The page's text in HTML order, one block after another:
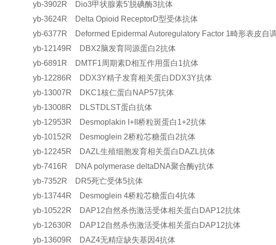
yb-3902R Dio3甲状腺素5'脱碘酶3抗体
yb-3624R Delta Opioid ReceptorD型受体抗体
yb-6377R Deformed Epidermal Autoregulatory Factor 1畸形表皮自
yb-12149R DBX2脑发育同源蛋白2抗体
yb-6891R DMTF1周期素D相互作用蛋白1抗体
yb-12286R DDX3Y精子发育相关蛋白DDX3Y抗体
yb-13007R DKC1核仁蛋白NAP57抗体
yb-13008R DLSTDLST蛋白抗体
yb-12953R Desmoplakin I+II桥粒斑蛋白1+2抗体
yb-10152R Desmoglein 2桥粒芯糖蛋白2抗体
yb-12245R DAZL生殖细胞发育相关蛋白DAZL抗体
yb-7416R DNA polymerase deltaDNA聚合酶γ抗体
yb-7352R DR5死亡受体5抗体
yb-13744R Desmoglein 4桥粒芯糖蛋白4抗体
yb-10522R DAP12自然杀伤激活受体相关蛋白DAP12抗体
yb-12630R DAP12自然杀伤激活受体相关蛋白DAP12抗体
yb-13609R DAZ4无精症缺失基因4抗体